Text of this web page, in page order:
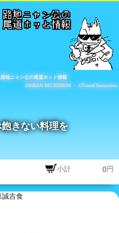
路地ニャン公の尾道ホット情報
©BISAN SECESSION
・ ©Travel Secession
円
きない料理を
誠吉食